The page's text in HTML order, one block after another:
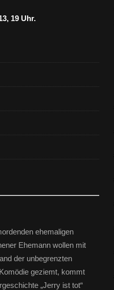
19 Uhr.
ehemaligen
Ehemann wollen mit
der unbegrenzten
geziemt, kommt
„Jerry ist tot“